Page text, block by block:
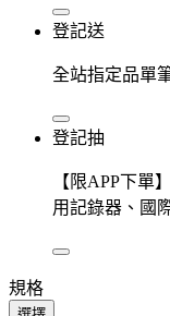
登記送
全站指定品單
登記抽
【限APP下單
用記錄器、國
規格